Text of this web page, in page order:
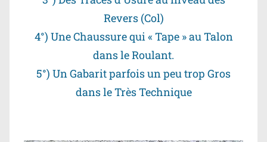
Revers (Col)
4°) Une Chaussure qui « Tape » au Talon
dans le Roulant.
5°) Un Gabarit parfois un peu trop Gros
dans le Très Technique